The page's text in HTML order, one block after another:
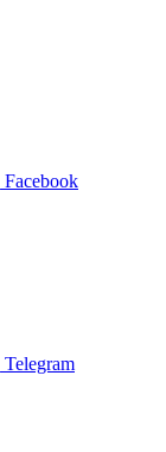
Facebook
Telegram